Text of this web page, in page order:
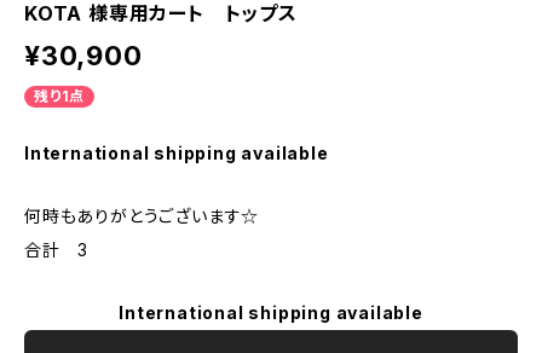
KOTA 様専用カート トップス
¥30,900
残り1点
International shipping available
何時もありがとうございます☆
合計 3
International shipping available